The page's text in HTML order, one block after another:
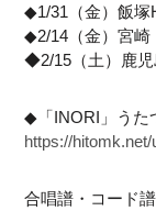
◆1/31（金）飯塚
◆2/14（金）宮崎
◆2/15（土）鹿児
◆「INORI」うた
https://hitomk.net/
合唱譜・コード